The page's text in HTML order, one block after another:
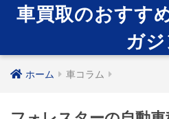
車買取のおすす
ガ
ホーム 車コラム